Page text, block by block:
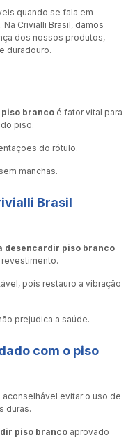
quando se fala em
. Na Crivialli Brasil, damos
dos nossos produtos,
duradouro.
branco é fator vital para
piso.
do rótulo.
manchas.
Brasil
desencardir piso branco
pois restauro a vibração
prejudica a saúde.
com o piso
evitar o uso de
duras.
piso branco aprovado